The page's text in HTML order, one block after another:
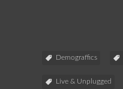
Demograffics
Live & Unplugged